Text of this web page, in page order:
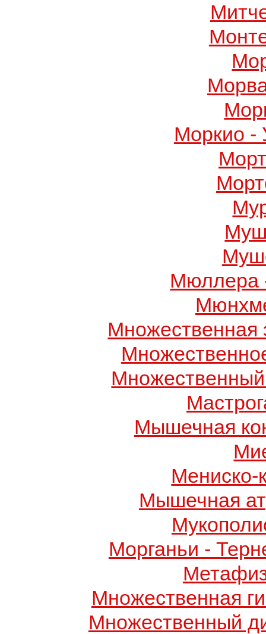
Моркио -
Мюллера
Множественная
Мышечная
Мениско-
Мышечная
Морганьи -
Множественная
Множественный